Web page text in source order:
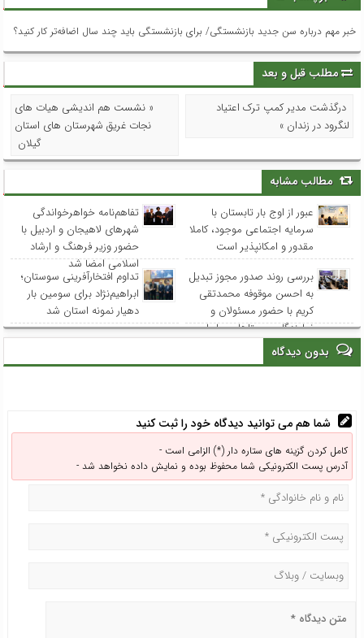
خبر مهم درباره سن جدید بازنشستگی/ برای بازنشستگی باید چند سال اضافه‌تر کار کنید؟
مطلب قبل و بعد
درگذشت مدیر کمپ ترک اعتیاد
لنگرود در زندان »
« نشست هم اندیشی هیات های
نجات غریق شهرستان های استان
گیلان
مطالب مشابه
عبور از اوج بار تابستان با
سرمایه اجتماعی موجود، کاملا
مقدور و امکانپذیر است
تفاهم‌نامه خواهرخواندگی
شهرهای لاهیجان و اردبیل با
حضور وزیر فرهنگ و ارشاد
اسلامی امضا شد
بررسی روند صدور مجوز تبدیل
به احسن موقوفه محمدتقی
کریم با حضور مسئولان و
نمایندگان روستاهای ساحلی
تداوم افتخارآفرینی سوستان؛
ابراهیم‌نژاد برای سومین بار
دهیار نمونه استان شد
بدون دیدگاه
شما هم می توانید دیدگاه خود را ثبت کنید
کامل کردن گزینه های ستاره دار (*) الزامی است -
آدرس پست الکترونیکی شما محفوظ بوده و نمایش داده نخواهد شد -